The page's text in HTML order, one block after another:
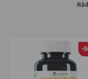
-